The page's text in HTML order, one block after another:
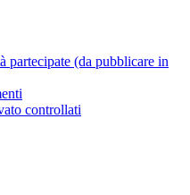
partecipate (da pubblicare in
controllati